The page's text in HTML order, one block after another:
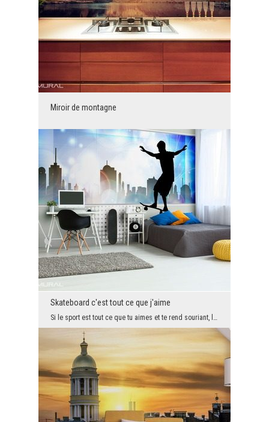
Miroir de montagne
Skateboard c'est tout ce que j'aime
Si le sport est tout ce que tu aimes et te rend souriant, le motif avec un garçon sur le skateboa...